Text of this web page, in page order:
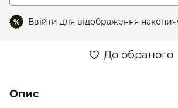
% Ввійти для відображення
До обраного
Опис